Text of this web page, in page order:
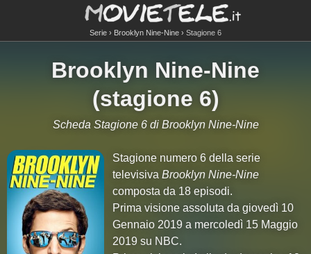
Serie Brooklyn Nine-Nine Stagione 6
Brooklyn Nine-Nine
(stagione 6)
Scheda Stagione 6 di Brooklyn Nine-Nine
Stagione numero 6 della serie
televisivaBrooklyn Nine-Nine
composta da 18 episodi.
Prima visione assoluta da giovedì 10
Gennaio 2019 a mercoledì 15 Maggio
2019 su NBC.